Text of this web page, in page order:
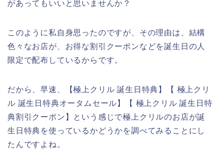
があってもいいと思いませんか？
このように私自身思ったのですが、その理由は、結構
色々なお店が、お得な割引クーポンなどを誕生日の人
限定で配布しているからです。
だから、早速、【極上クリル 誕生日特典】【 極上クリ
ル 誕生日特典オータムセール】【 極上クリル 誕生日特
典割引クーポン】という感じで極上クリルのお店が誕
生日特典を使っているかどうかを調べてみることにし
たんですよね。